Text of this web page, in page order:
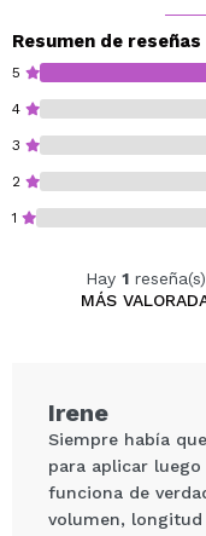
pantenol junto con
cuidado completo
Además de
proporciona un
de tus pestañas.
Es compatible con
potenciando sus
¡Haz de tus
Cosmetics!
Resumen de reseñas
5
4
3
2
1
Hay 1
MÁS
Irene
Siempre había
para aplicar
funciona de
volumen,